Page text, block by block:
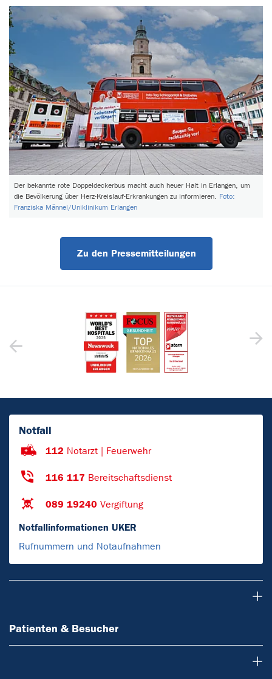
Der bekannte rote Doppeldeckerbus macht auch heuer Halt in Erlangen, um
die Bevölkerung über Herz-Kreislauf-Erkrankungen zu informieren. Foto:
Franziska Männel/Uniklinikum Erlangen
Zu den Pressemitteilungen
Notfall
112 Notarzt | Feuerwehr
116 117 Bereitschaftsdienst
089 19240 Vergiftung
Notfallinformationen UKER
Rufnummern und Notaufnahmen
Patienten & Besucher